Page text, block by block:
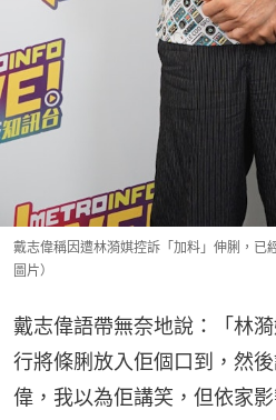
戴志偉稱因遭林漪娸控訴「加料」伸脷，已
圖片）
戴志偉語帶無奈地說：「林
行將條脷放入佢個口到，然
偉，我以為佢講笑，但依家